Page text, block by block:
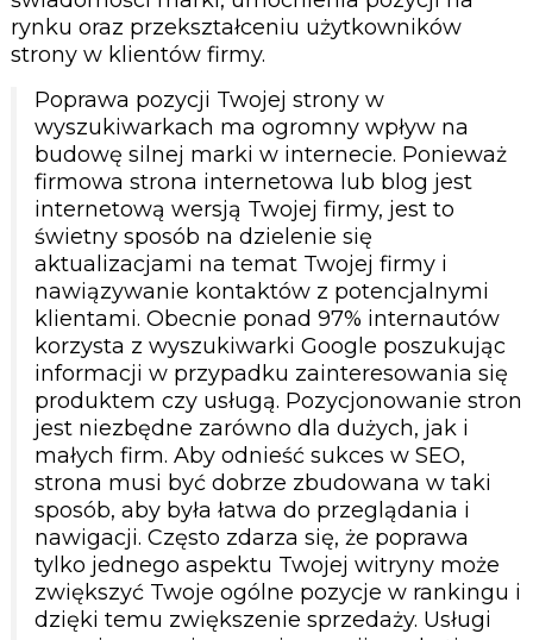
rynku oraz przekształceniu użytkowników
strony w klientów firmy.
Poprawa pozycji Twojej strony w
wyszukiwarkach ma ogromny wpływ na
budowę silnej marki w internecie. Ponieważ
firmowa strona internetowa lub blog jest
internetową wersją Twojej firmy, jest to
świetny sposób na dzielenie się
aktualizacjami na temat Twojej firmy i
nawiązywanie kontaktów z potencjalnymi
klientami. Obecnie ponad 97% internautów
korzysta z wyszukiwarki Google poszukując
informacji w przypadku zainteresowania się
produktem czy usługą. Pozycjonowanie stron
jest niezbędne zarówno dla dużych, jak i
małych firm. Aby odnieść sukces w SEO,
strona musi być dobrze zbudowana w taki
sposób, aby była łatwa do przeglądania i
nawigacji. Często zdarza się, że poprawa
tylko jednego aspektu Twojej witryny może
zwiększyć Twoje ogólne pozycje w rankingu i
dzięki temu zwiększenie sprzedaży. Usługi